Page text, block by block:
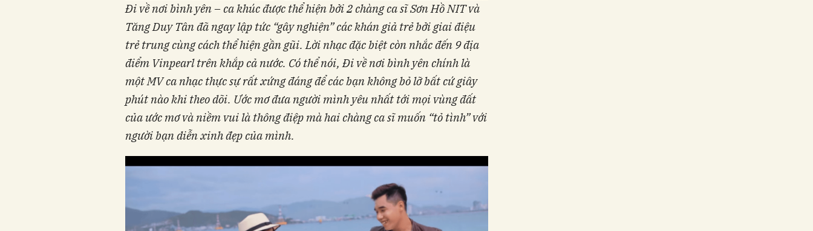
Đi về nơi bình yên – ca khúc được thể hiện bởi 2 chàng ca sĩ Sơn Hồ NIT và
Tăng Duy Tân đã ngay lập tức “gây nghiện” các khán giả trẻ bởi giai điệu
trẻ trung cùng cách thể hiện gần gũi. Lời nhạc đặc biệt còn nhắc đến 9 địa
điểm Vinpearl trên khắp cả nước. Có thể nói, Đi về nơi bình yên chính là
một MV ca nhạc thực sự rất xứng đáng để các bạn không bỏ lỡ bất cứ giây
phút nào khi theo dõi. Ước mơ đưa người mình yêu nhất tới mọi vùng đất
của ước mơ và niềm vui là thông điệp mà hai chàng ca sĩ muốn “tỏ tình” với
người bạn diễn xinh đẹp của mình.